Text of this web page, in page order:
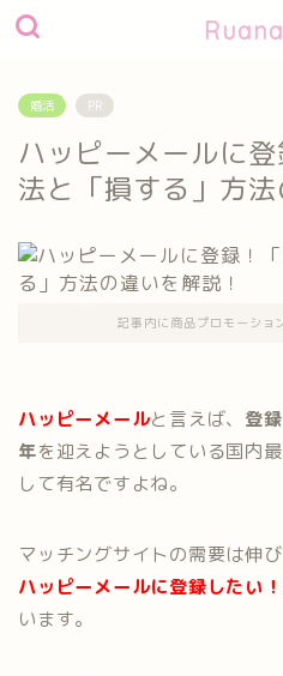
婚活 PR
ハッピーメールに
法と「損する」方法
記事内に商品プロモーショ
ハッピーメールと言えば、 登
年を迎えようとしている国内
して有名ですよね。
マッチングサイトの需要は伸び
ハッピーメールに登録したい！
います。